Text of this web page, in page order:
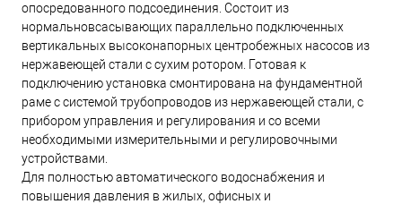
опосредованного подсоединения. Состоит из
нормальновсасывающих параллельно подключенных
вертикальных высоконапорных центробежных насосов из
нержавеющей стали с сухим ротором. Готовая к
подключению установка смонтирована на фундаментной
раме с системой трубопроводов из нержавеющей стали, с
прибором управления и регулирования и со всеми
необходимыми измерительными и регулировочными
устройствами.
Для полностью автоматического водоснабжения и
повышения давления в жилых, офисных и